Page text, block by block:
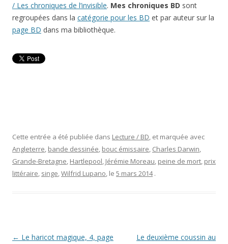
/ Les chroniques de l’invisible. Mes chroniques BD sont
regroupées dans la catégorie pour les BD et par auteur sur la
page BD dans ma bibliothèque.
Cette entrée a été publiée dans Lecture / BD, et marquée avec
Angleterre, bande dessinée, bouc émissaire, Charles Darwin,
Grande-Bretagne, Hartlepool, Jérémie Moreau, peine de mort, prix
littéraire, singe,Wilfrid Lupano, le 5 mars 2014 .
Navigation
← Le haricot magique, 4, page
Le deuxième coussin au